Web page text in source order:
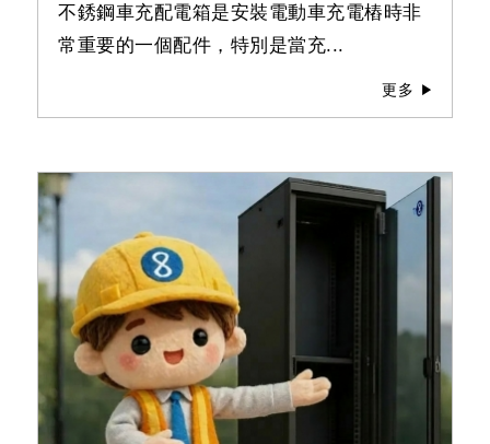
不銹鋼車充配電箱是安裝電動車充電樁時非
常重要的一個配件，特別是當充...
更多